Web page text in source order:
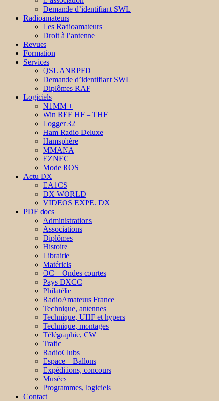
Demande d’identifiant SWL
Radioamateurs
Les Radioamateurs
Droit à l’antenne
Revues
Formation
Services
QSL ANRPFD
Demande d’identifiant SWL
Diplômes RAF
Logiciels
N1MM +
Win REF HF – THF
Logger 32
Ham Radio Deluxe
Hamsphère
MMANA
EZNEC
Mode ROS
Actu DX
EA1CS
DX WORLD
VIDEOS EXPE. DX
PDF docs
Administrations
Associations
Diplômes
Histoire
Librairie
Matériels
OC – Ondes courtes
Pays DXCC
Philatélie
RadioAmateurs France
Technique, antennes
Technique, UHF et hypers
Technique, montages
Télégraphie, CW
Trafic
RadioClubs
Espace – Ballons
Expéditions, concours
Musées
Programmes, logiciels
Contact